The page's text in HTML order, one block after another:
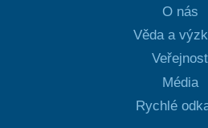
O nás
Věda a
Veřejnost
Média
Rychlé